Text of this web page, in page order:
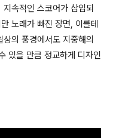
속적인 스코어가 삽입되
노래가 빠진 장면, 이를테
의 풍경에서도 지중해의
있을 만큼 정교하게 디자인